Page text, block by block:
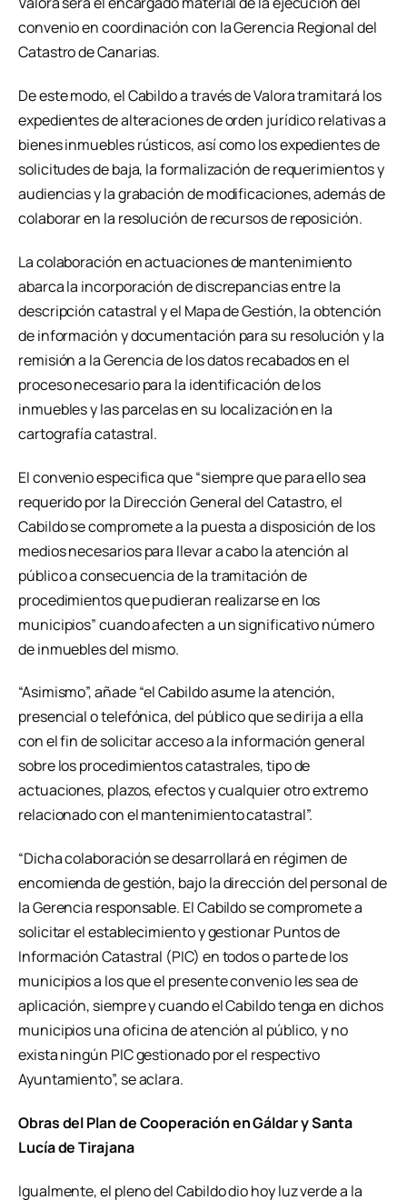
convenio en coordinación con la Gerencia Regional del
Catastro de Canarias.
De este modo, el Cabildo a través de Valora tramitará los
expedientes de alteraciones de orden jurídico relativas a
bienes inmuebles rústicos, así como los expedientes de
solicitudes de baja, la formalización de requerimientos y
audiencias y la grabación de modificaciones, además de
colaborar en la resolución de recursos de reposición.
La colaboración en actuaciones de mantenimiento
abarca la incorporación de discrepancias entre la
descripción catastral y el Mapa de Gestión, la obtención
de información y documentación para su resolución y la
remisión a la Gerencia de los datos recabados en el
proceso necesario para la identificación de los
inmuebles y las parcelas en su localización en la
cartografía catastral.
El convenio especifica que “siempre que para ello sea
requerido por la Dirección General del Catastro, el
Cabildo se compromete a la puesta a disposición de los
medios necesarios para llevar a cabo la atención al
público a consecuencia de la tramitación de
procedimientos que pudieran realizarse en los
municipios” cuando afecten a un significativo número
de inmuebles del mismo.
“Asimismo”, añade “el Cabildo asume la atención,
presencial o telefónica, del público que se dirija a ella
con el fin de solicitar acceso a la información general
sobre los procedimientos catastrales, tipo de
actuaciones, plazos, efectos y cualquier otro extremo
relacionado con el mantenimiento catastral”.
“Dicha colaboración se desarrollará en régimen de
encomienda de gestión, bajo la dirección del personal de
la Gerencia responsable. El Cabildo se compromete a
solicitar el establecimiento y gestionar Puntos de
Información Catastral (PIC) en todos o parte de los
municipios a los que el presente convenio les sea de
aplicación, siempre y cuando el Cabildo tenga en dichos
municipios una oficina de atención al público, y no
exista ningún PIC gestionado por el respectivo
Ayuntamiento”, se aclara.
Obras del Plan de Cooperación en Gáldar y Santa
Lucía de Tirajana
Igualmente, el pleno del Cabildo dio hoy luz verde a la